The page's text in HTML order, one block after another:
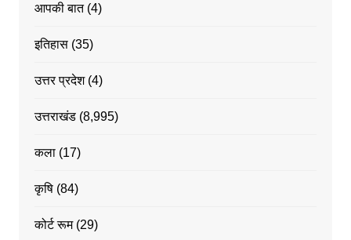
आपकी बात(4)
इतिहास(35)
उत्तर प्रदेश(4)
उत्तराखंड(8,995)
कला(17)
कृषि(84)
कोर्ट रूम(29)